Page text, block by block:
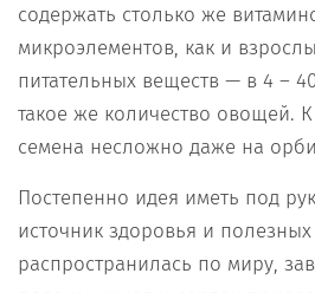
содержать столько же
микроэлементов, как и
питательных веществ — в 4 –
такое же количество овощей.
семена несложно даже на
Постепенно идея иметь под
источник здоровья и
распространилась по миру,